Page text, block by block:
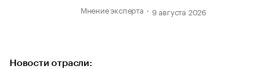
Мнение эксперта 9 августа 2026
Новости отрасли: